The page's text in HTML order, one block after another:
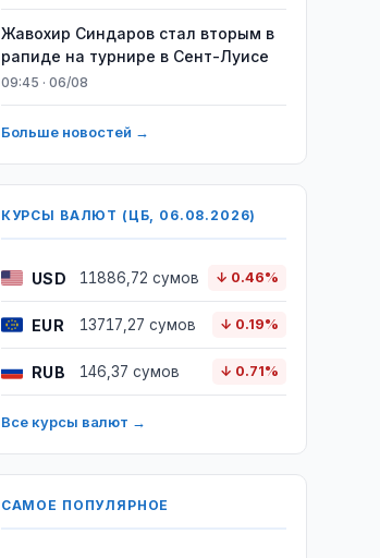
Жавохир Синдаров стал вторым в
рапиде на турнире в Сент-Луисе
09:45 · 06/08
Больше новостей →
КУРСЫ ВАЛЮТ (ЦБ, 06.08.2026)
USD 11886,72 сумов ↓ 0.46%
EUR 13717,27 сумов ↓ 0.19%
RUB 146,37 сумов ↓ 0.71%
Все курсы валют →
САМОЕ ПОПУЛЯРНОЕ